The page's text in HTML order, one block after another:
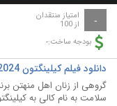
- امتیاز منتقدان
از 100
بودجه ساخت:-
دانلود فیلم کیلینگتون Killington 2024
گروهی از زنان اهل منهتن
سلامت به نام کالی به